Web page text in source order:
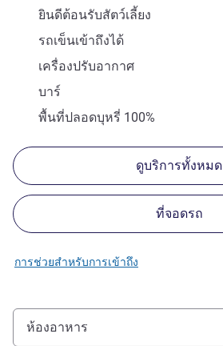
ยินดีต้อนรับสัตว์เลี้ยง
รถเข็นเข้าถึงได้
เครื่องปรับอากาศ
บาร์
พื้นที่ปลอดบุหรี่ 100%
ดูบริการทั้งหมด
ที่จอดรถ
การช่วยสำหรับการเข้าถึง
ห้องอาหาร